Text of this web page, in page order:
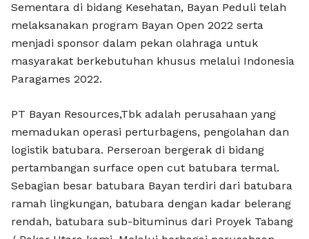
Sementara di bidang Kesehatan, Bayan Peduli telah
melaksanakan program Bayan Open 2022 serta
menjadi sponsor dalam pekan olahraga untuk
masyarakat berkebutuhan khusus melalui Indonesia
Paragames 2022.
PT Bayan Resources,Tbk adalah perusahaan yang
memadukan operasi perturbagens, pengolahan dan
logistik batubara. Perseroan bergerak di bidang
pertambangan surface open cut batubara termal.
Sebagian besar batubara Bayan terdiri dari batubara
ramah lingkungan, batubara dengan kadar belerang
rendah, batubara sub-bituminus dari Proyek Tabang